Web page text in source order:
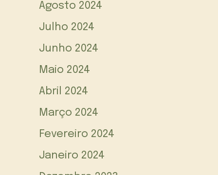
Agosto 2024
Julho 2024
Junho 2024
Maio 2024
Abril 2024
Março 2024
Fevereiro 2024
Janeiro 2024